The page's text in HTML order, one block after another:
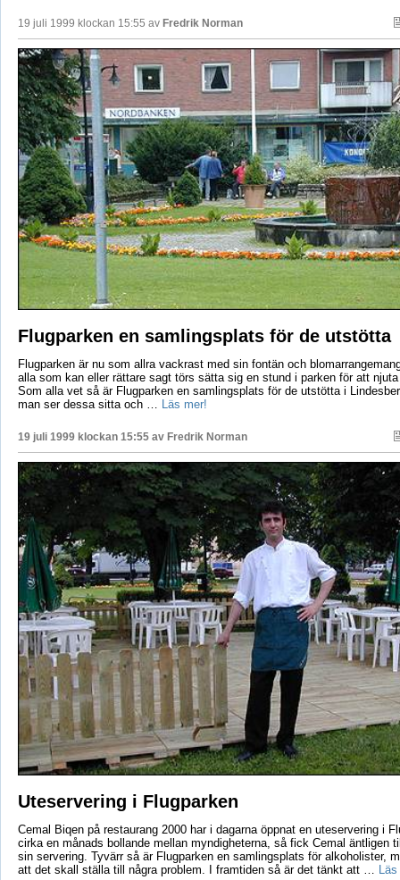
19 juli 1999 klockan 15:55 av Fredrik Norman
Flugparken en samlingsplats för de utstötta
Flugparken är nu som allra vackrast med sin fontän och
alla som kan eller rättare sagt törs sätta sig en stund i parken för att
Som alla vet så är Flugparken en samlingsplats för de utstötta i
man ser dessa sitta och … Läs mer!
19 juli 1999 klockan 15:55 av Fredrik Norman
Uteservering i Flugparken
Cemal Biqen på restaurang 2000 har i dagarna öppnat en uteservering i
cirka en månads bollande mellan myndigheterna, så fick Cemal äntligen
sin servering. Tyvärr så är Flugparken en samlingsplats för alkoholister,
att det skall ställa till några problem. I framtiden så är det tänkt att …